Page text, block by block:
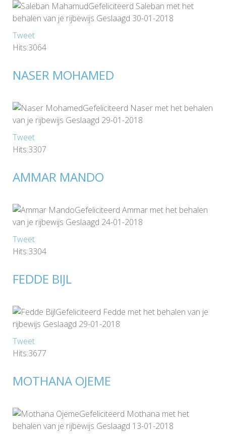
Gefeliciteerd Saleban met het
behalen van je rijbewijs Geslaagd 30-01-2018
Tweet
Hits:3064
NASER MOHAMED
Gefeliciteerd Naser met het behalen
van je rijbewijs Geslaagd 29-01-2018
Tweet
Hits:3307
AMMAR MANDO
Gefeliciteerd Ammar met het behalen
van je rijbewijs Geslaagd 24-01-2018
Tweet
Hits:3304
FEDDE BIJL
Gefeliciteerd Fedde met het behalen van je
rijbewijs Geslaagd 29-01-2018
Tweet
Hits:3677
MOTHANA OJEME
Gefeliciteerd Mothana met het
behalen van je rijbewijs Geslaagd 13-01-2018